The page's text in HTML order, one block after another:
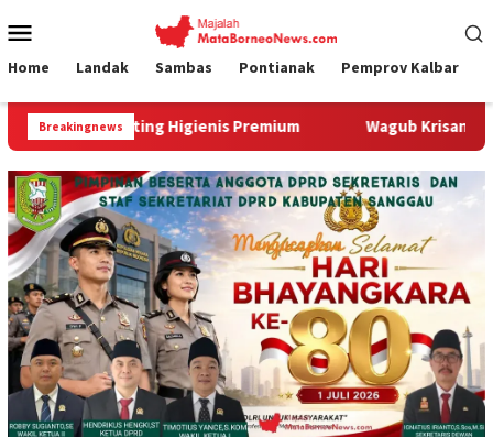
ke
Mobile
Home Landak Sambas Pontianak Pemprov Kalbar
Breakingnews
Higienis Premium Wagub Krisantus Kedatangan